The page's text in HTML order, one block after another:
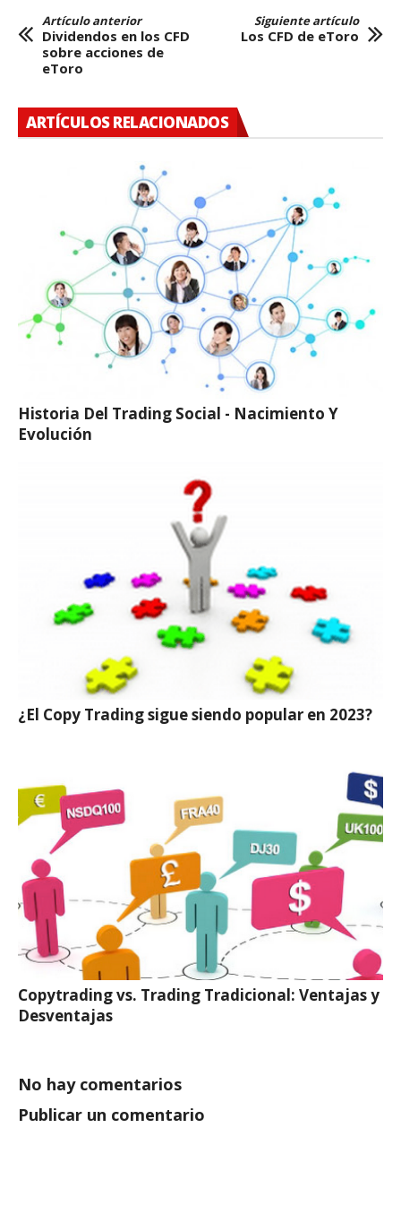
Artículo anterior
Dividendos en los CFD
sobre acciones de
eToro
Siguiente artículo
Los CFD de eToro
ARTÍCULOS RELACIONADOS
Historia Del Trading Social - Nacimiento Y
Evolución
¿El Copy Trading sigue siendo popular en 2023?
Copytrading vs. Trading Tradicional: Ventajas y
Desventajas
No hay comentarios
Publicar un comentario